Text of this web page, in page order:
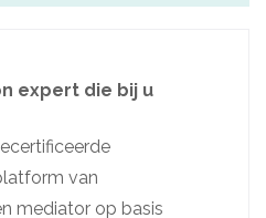
expert die bij u
van
mediator op basis